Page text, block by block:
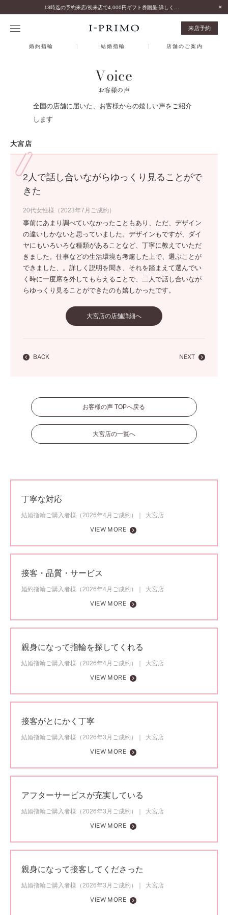
来店予約
婚約指輪 結婚指輪 店舗のご案内
Voice
お客様の声
全国の店舗に届いた、お客様からの嬉しい声をご紹介
します
大宮店
2人で話し合いながらゆっくり見ることがで
きた
20代女性様（2023年7月ご成約）
事前にあまり調べていなかったこともあり、ただ、デザイン
の違いしかないと思っていました。デザインもですが、ダイ
ヤにもいろいろな種類があることなど、丁寧に教えていただ
きました。仕事などの生活環境も考慮した上で、選ぶことが
できました、。詳しく説明を聞き、それを踏まえて選んでい
く時に一度席を外してもらえることで、二人で話し合いなが
らゆっくり見ることができたのも嬉しかったです。
大宮店の店舗詳細へ
BACK NEXT
お客様の声 TOPへ戻る
大宮店の一覧へ
丁寧な対応
結婚指輪ご購入者様（2026年4月ご成約）
大宮店
VIEW MORE
接客・品質・サービス
婚約指輪ご購入者様（2026年4月ご成約）
大宮店
VIEW MORE
親身になって指輪を探してくれる
結婚指輪ご購入者様（2026年4月ご成約）
大宮店
VIEW MORE
接客がとにかく丁寧
結婚指輪ご購入者様（2026年3月ご成約）
大宮店
VIEW MORE
アフターサービスが充実している
結婚指輪ご購入者様（2026年3月ご成約）
大宮店
VIEW MORE
親身になって接客してくださった
結婚指輪ご購入者様（2026年3月ご成約）
大宮店
VIEW MORE